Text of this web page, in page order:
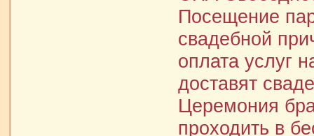
Посещение
свадебной
оплата услуг
доставят
Церемония
проходить в